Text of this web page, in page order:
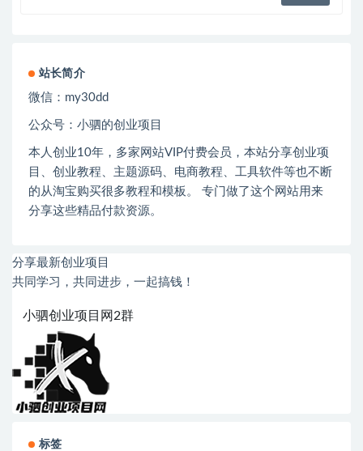
站长简介
微信： my30dd
公众号：小驷的创业项目
本人创业10年，多家网站VIP付费会员，本站分享创业项
目、创业教程、主题源码、电商教程、工具软件等也不断
的从淘宝购买很多教程和模板。 专门做了这个网站用来
分享这些精品付款资源。
分享最新创业项目
共同学习，共同进步，一起搞钱！
小驷创业项目网2群
标签